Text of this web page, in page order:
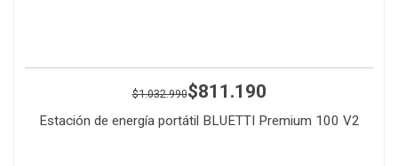
$1.032.990$811.190
Estación de energía portátil BLUETTI Premium 100 V2